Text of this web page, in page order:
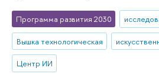
Программа развития 2030
Вышка технологическая
Центр ИИ